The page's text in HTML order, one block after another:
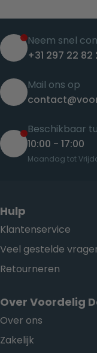
Neem snel
+31 297 22 82
Mail ons op
Beschikbaar
10:00 - 17:00
Maandag tot
Hulp
Klantenservice
Veel gestelde
Retourneren
Over Voordelig
Over ons
Zakelijk